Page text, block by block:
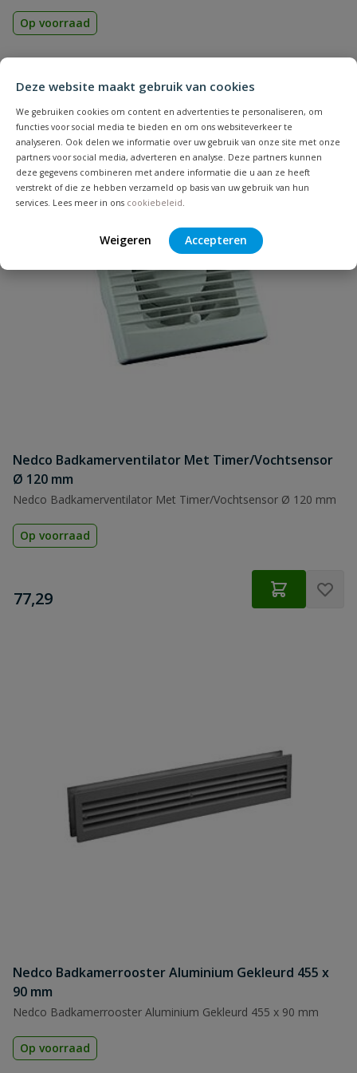
Deze website maakt gebruik van cookies
We gebruiken cookies om content en advertenties te personaliseren, om
functies voor social media te bieden en om ons websiteverkeer te
analyseren. Ook delen we informatie over uw gebruik van onze site met onze
partners voor social media, adverteren en analyse. Deze partners kunnen
deze gegevens combineren met andere informatie die u aan ze heeft
verstrekt of die ze hebben verzameld op basis van uw gebruik van hun
services. Lees meer in ons cookiebeleid.
Weigeren Accepteren
Op voorraad
€40,81
Nedco Badkamerventilator Met Timer/Vochtsensor
Ø 120 mm
Nedco Badkamerventilator Met Timer/Vochtsensor Ø 120 mm
Op voorraad
€
77,29
Nedco Badkamerrooster Aluminium Gekleurd 455 x
90 mm
Nedco Badkamerrooster Aluminium Gekleurd 455 x 90 mm
Op voorraad